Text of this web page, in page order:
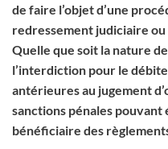
de faire l’objet d’une
redressement judiciaire
Quelle que soit la nature
l’interdiction pour le
antérieures au jugement
sanctions pénales
bénéficiaire des